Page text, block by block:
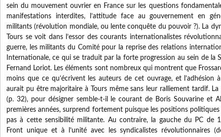
sein du mouvement ouvrier en France sur les questions
manifestations interdites, l’attitude face au gouvernement en
militants (révolution mondiale, ou lente conquête du pouvoir ?). La
Tours se voit dans l’essor des courants internationalistes
guerre, les militants du Comité pour la reprise des relations
Internationale, ce qui se traduit par la forte progression au sein de la
Fernand Loriot. Les éléments sont nombreux qui montrent que
moins que ce qu’écrivent les auteurs de cet ouvrage, et l’adhésion
aurait pu être majoritaire à Tours même sans leur ralliement tardif. La
(p. 32), pour désigner semble-t-il le courant de Boris Souvarine et
premières années, surprend fortement puisque les positions
pas à cette sensibilité militante. Au contraire, la gauche du PC de
Front unique et à l’unité avec les syndicalistes révolutionnaires